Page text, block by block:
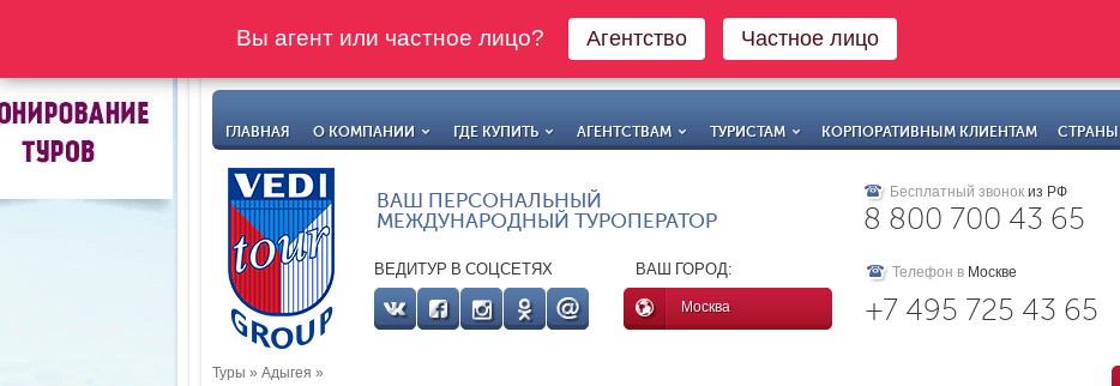
Вы агент или частное лицо? Агентство Частное лицо
ГЛАВНАЯ О КОМПАНИИ ГДЕ КУПИТЬ АГЕНТСТВАМ ТУРИСТАМ КОРПОРАТИВНЫМ КЛИЕНТАМ СТРАНЫ
ВАШ ПЕРСОНАЛЬНЫЙ
МЕЖДУНАРОДНЫЙ ТУРОПЕРАТОР
Бесплатный звонок из РФ
8 800 700 43 65
ВЕДИТУР В СОЦСЕТЯХ ВАШ ГОРОД:
Москва
Телефон в Москве
+7 495 725 43 65
Туры » Адыгея »